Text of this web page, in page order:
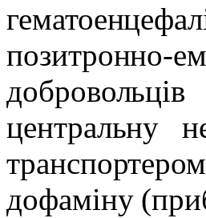
центральну
дофаміну